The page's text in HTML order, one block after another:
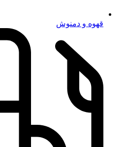
قهوه و دمنوش